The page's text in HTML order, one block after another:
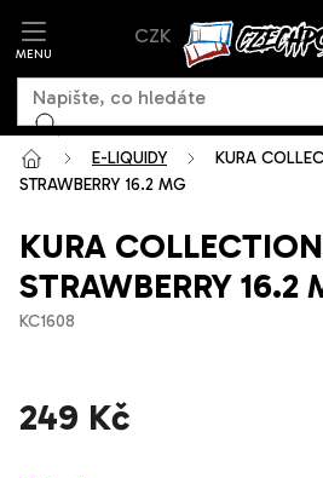
CZK
E-LIQUIDY
KURA
STRAWBERRY 16.2 MG
KURA
STRAWBERRY 16.2
KC1608
249 Kč